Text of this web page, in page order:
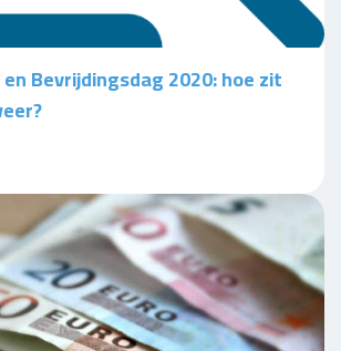
Bevrijdingsdag 2020: hoe zit